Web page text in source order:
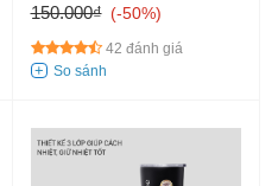
150.000₫
-50%
42 đánh giá